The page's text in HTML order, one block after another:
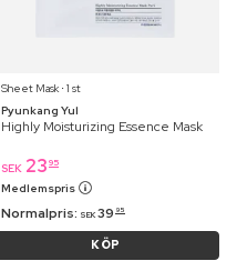
Sheet Mask ⋅ 1 st
Pyunkang Yul
Highly Moisturizing Essence Mask
SEK 23 95
Medlemspris
Normalpris: SEK 39 95
KÖP